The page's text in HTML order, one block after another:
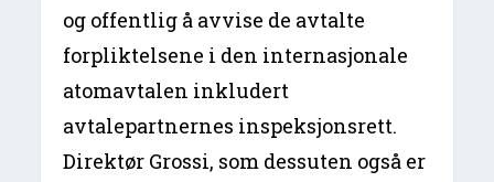
og offentlig å avvise de avtalte
forpliktelsene i den internasjonale
atomavtalen inkludert
avtalepartnernes inspeksjonsrett.
Direktør Grossi, som dessuten også er